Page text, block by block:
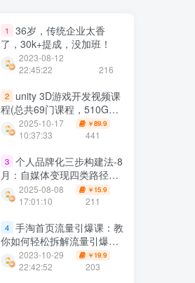
碧桂园爆雷？未来房价会如何？
1
36岁，传统企业太香
了，30k+提成，没加班！
2023-08-12
22:45:22
216
2
unity 3D游戏开发视频课
程(总共69门课程，510GB)
(超值的精品资源-会员也需
单独购买哦)
2025-10-17
10:37:33
￥89.9
441
3 个人品牌化三步构建法-8
月：自媒体变现四类路径拆
解 AI提效内容生产全流程
2025-08-08
17:01:10
￥ 15.9
211
4 手淘首页流量引爆课：教
你如何轻松拆解流量引爆的
步骤，推荐流量就靠它
2023-10-29
22:42:52
￥ 19.9
203